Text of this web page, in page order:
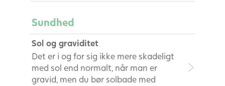
Sundhed
Sol og graviditet
Det er i og for sig ikke mere skadeligt
med sol end normalt, når man er
gravid, men du bør solbade med